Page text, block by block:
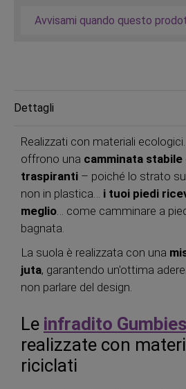
Avvisami quando questo
Dettagli
Realizzati con materiali
offrono una camminata stabile
traspiranti – poiché lo strato
non in plastica… i tuoi piedi
meglio… come camminare a
bagnata.
La suola è realizzata con una
juta, garantendo un'ottima
non parlare del design.
Le infradito Gumbies
realizzate con
riciclati